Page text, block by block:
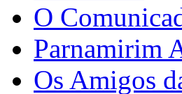
O
Parnamirim
Os Amigos